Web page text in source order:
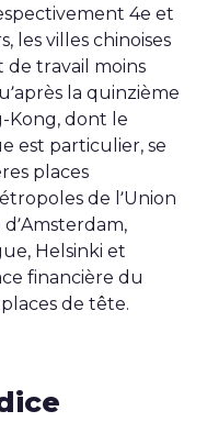
4e et
les villes chinoises
de travail moins
la quinzième
Kong, dont le
est particulier, se
places
de l’Union
Helsinki et
financière du
de tête.